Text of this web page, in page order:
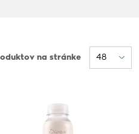
na stránke